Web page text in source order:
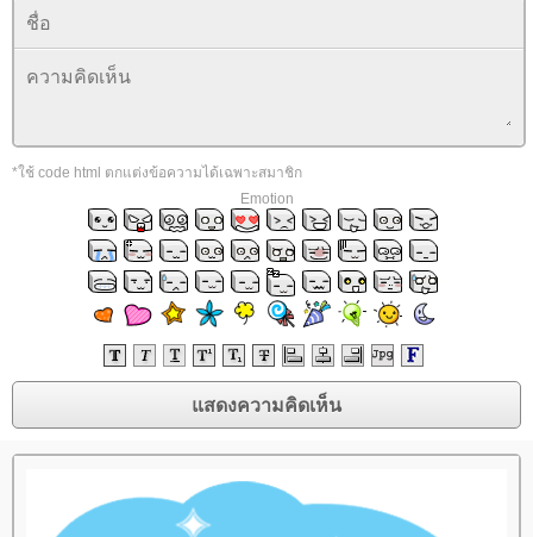
*ใช้ code html ตกแต่งข้อความได้เฉพาะสมาชิก
Emotion